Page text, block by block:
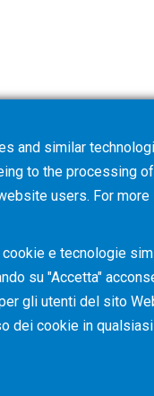
and similar
to the processing
users. For
e tecnologie
su "Accetta"
gli utenti del sito
dei cookie in